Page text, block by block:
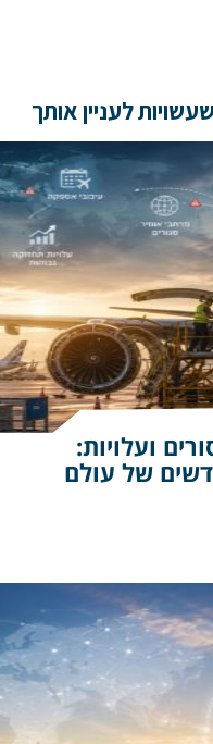
לעניין אותך
ועלויות:
של עולם
שלח הודעה